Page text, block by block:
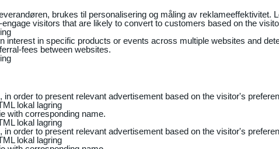
brukes til personalisering og måling av
visitors that are likely to convert to customers based on the
interest in specific products or events across multiple websites and
fees between websites.
order to present relevant advertisement based on the visitor's
lokal lagring
with corresponding name.
lokal lagring
order to present relevant advertisement based on the visitor's
lokal lagring